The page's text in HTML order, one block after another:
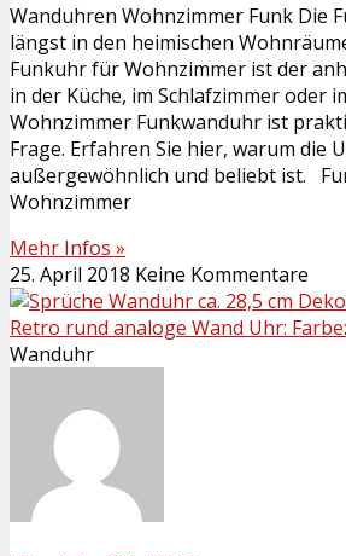
Wanduhren Wohnzimmer Funk Die
längst in den heimischen
Funkuhr für Wohnzimmer ist der
in der Küche, im Schlafzimmer oder
Wohnzimmer Funkwanduhr ist
Frage. Erfahren Sie hier, warum die
außergewöhnlich und beliebt ist.
Wohnzimmer
Mehr Infos »
25. April 2018 Keine Kommentare
Wanduhr